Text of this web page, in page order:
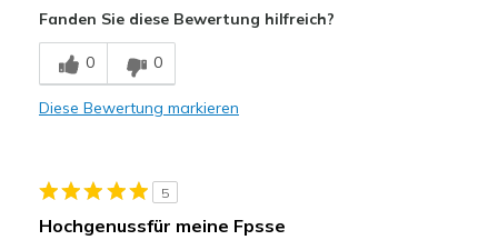
Nachteile
Keine Stoßdämpfung
Geeignete Verwendung
Auf der Arbeit
Fanden Sie diese Bewertung hilfreich?
0 0
Diese Bewertung markieren
5
Hochgenussfür meine Fpsse